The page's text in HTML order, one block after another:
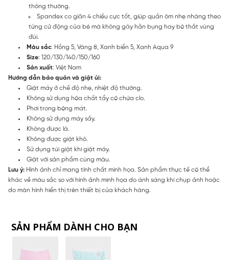
thông thường.
Spandex co giãn 4 chiều cực tốt, giúp quần ôm nhẹ nhàng theo
từng cử động của bé mà không gây hằn bụng hay bó thắt vùng
đùi.
Màu sắc: Hồng 5, Vàng 8, Xanh biển 5, Xanh Aqua 9
Size: 120/130/140/150/160
Sản xuất: Việt Nam
Hướng dẫn bảo quản và giặt ủi:
Giặt máy ở chế độ nhẹ, nhiệt độ thường.
Không sử dụng hóa chất tẩy có chứa clo.
Phơi trong bóng mát.
Không sử dụng máy sấy.
Không được là.
Không được giặt khô.
Sử dụng túi giặt khi giặt máy.
Giặt với sản phẩm cùng màu.
Lưu ý: Hình ảnh chỉ mang tính chất minh họa. Sản phẩm thực tế có thể
khác về màu sắc so với hình ảnh minh họa do ánh sáng khi chụp ảnh hoặc
do màn hình hiển thị trên thiết bị của khách hàng.
SẢN PHẨM DÀNH CHO BẠN